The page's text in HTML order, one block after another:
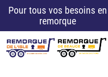
Pour tous vos besoins en
remorque